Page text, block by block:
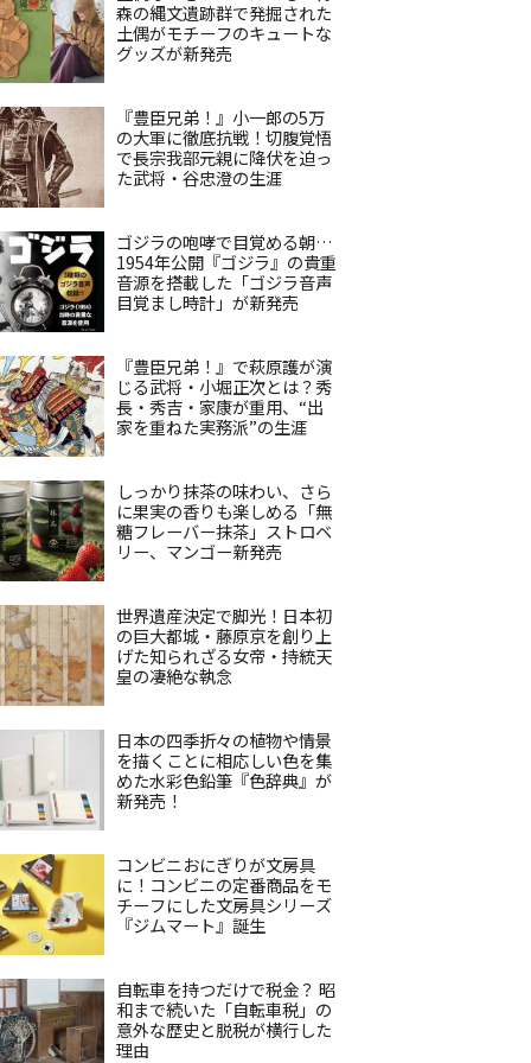
森の縄文遺跡群で発掘された
土偶がモチーフのキュートな
グッズが新発売
『豊臣兄弟！』小一郎の5万
の大軍に徹底抗戦！切腹覚悟
で長宗我部元親に降伏を迫っ
た武将・谷忠澄の生涯
ゴジラの咆哮で目覚める朝…
1954年公開『ゴジラ』の貴重
音源を搭載した「ゴジラ音声
目覚まし時計」が新発売
『豊臣兄弟！』で萩原護が演
じる武将・小堀正次とは？秀
長・秀吉・家康が重用、“出
家を重ねた実務派”の生涯
しっかり抹茶の味わい、さら
に果実の香りも楽しめる「無
糖フレーバー抹茶」ストロベ
リー、マンゴー新発売
世界遺産決定で脚光！日本初
の巨大都城・藤原京を創り上
げた知られざる女帝・持統天
皇の凄絶な執念
日本の四季折々の植物や情景
を描くことに相応しい色を集
めた水彩色鉛筆『色辞典』が
新発売！
コンビニおにぎりが文房具
に！コンビニの定番商品をモ
チーフにした文房具シリーズ
『ジムマート』誕生
自転車を持つだけで税金？ 昭
和まで続いた「自転車税」の
意外な歴史と脱税が横行した
理由